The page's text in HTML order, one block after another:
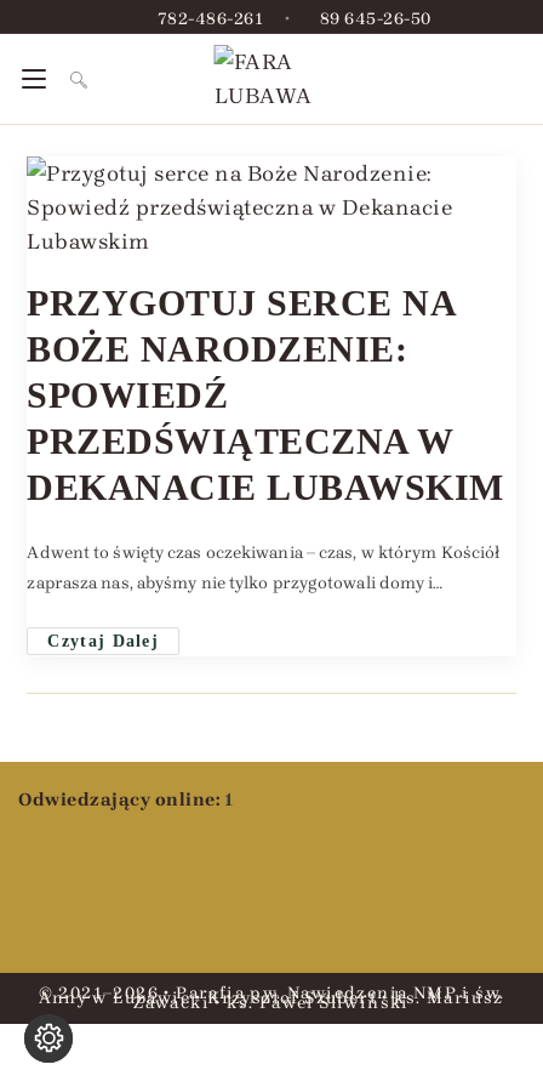
782-486-261 • 89 645-26-50
PRZYGOTUJ SERCE NA
BOŻE NARODZENIE:
SPOWIEDŹ
PRZEDŚWIĄTECZNA W
DEKANACIE LUBAWSKIM
Adwent to święty czas oczekiwania – czas, w którym Kościół
zaprasza nas, abyśmy nie tylko przygotowali domy i…
Czytaj Dalej
Odwiedzający online: 1
© 2021–2026 • Parafia pw. Nawiedzenia NMP i św.
Anny w Lubawie • Krzysztof Szubert • ks. Mariusz
Zawacki • ks. Paweł Śliwiński